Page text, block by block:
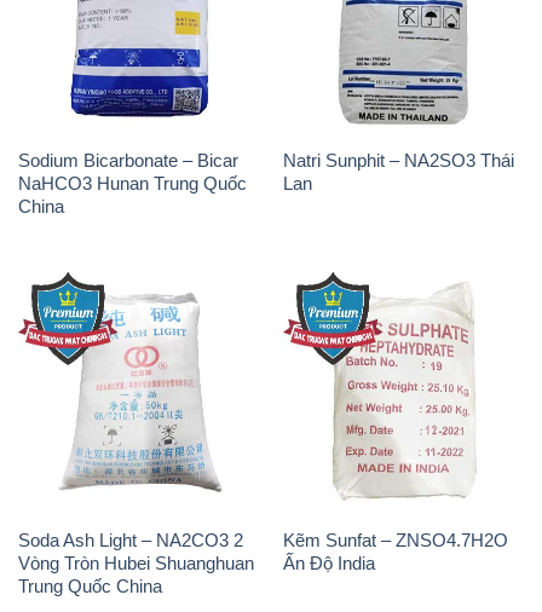
Sodium Bicarbonate – Bicar
NaHCO3 Hunan Trung Quốc
Natri Sunphit – NA2SO3 Thái
Soda Ash Light – NA2CO3 2
Vòng Tròn Hubei Shuanghuan
Trung Quốc China
Kẽm Sunfat – ZNSO4.7H2O
Ấn Độ India